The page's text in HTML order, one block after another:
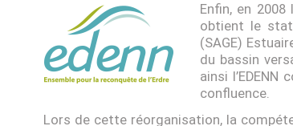
Enfin, en
obtient le
(SAGE)
du bassin
ainsi
confluence.
Lors de cette réorganisation, la